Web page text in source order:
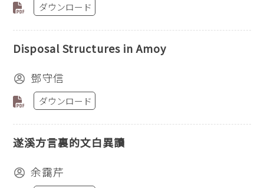
ダウンロード
Disposal Structures in Amoy
鄧守信
ダウンロード
遂溪方言裏的文白異讀
余靄芹